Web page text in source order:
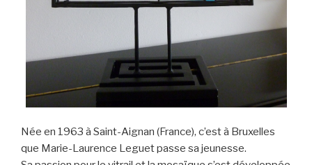
Exposition permanente du Centre des Métiers d'Art La
Spirale
Née en 1963 à Saint-Aignan (France), c’est à Bruxelles
que Marie-Laurence Leguet passe sa jeunesse.